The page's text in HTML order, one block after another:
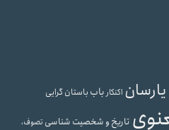
اکنکارباب باستان گرایی
تاریخ و شخصیت شناسی تصوف،